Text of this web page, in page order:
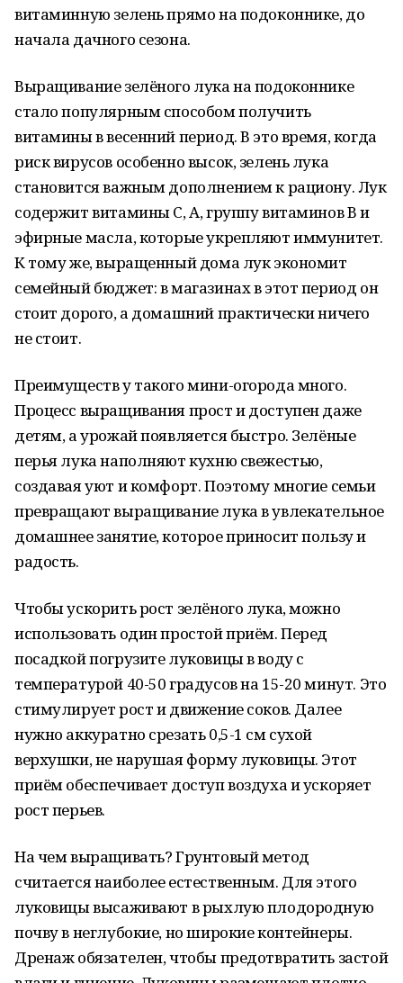
витаминную зелень прямо на подоконнике, до
начала дачного сезона.
Выращивание зелёного лука на подоконнике
стало популярным способом получить
витамины в весенний период. В это время, когда
риск вирусов особенно высок, зелень лука
становится важным дополнением к рациону. Лук
содержит витамины С, А, группу витаминов B и
эфирные масла, которые укрепляют иммунитет.
К тому же, выращенный дома лук экономит
семейный бюджет: в магазинах в этот период он
стоит дорого, а домашний практически ничего
не стоит.
Преимуществ у такого мини-огорода много.
Процесс выращивания прост и доступен даже
детям, а урожай появляется быстро. Зелёные
перья лука наполняют кухню свежестью,
создавая уют и комфорт. Поэтому многие семьи
превращают выращивание лука в увлекательное
домашнее занятие, которое приносит пользу и
радость.
Чтобы ускорить рост зелёного лука, можно
использовать один простой приём. Перед
посадкой погрузите луковицы в воду с
температурой 40-50 градусов на 15-20 минут. Это
стимулирует рост и движение соков. Далее
нужно аккуратно срезать 0,5-1 см сухой
верхушки, не нарушая форму луковицы. Этот
приём обеспечивает доступ воздуха и ускоряет
рост перьев.
На чем выращивать? Грунтовый метод
считается наиболее естественным. Для этого
луковицы высаживают в рыхлую плодородную
почву в неглубокие, но широкие контейнеры.
Дренаж обязателен, чтобы предотвратить застой